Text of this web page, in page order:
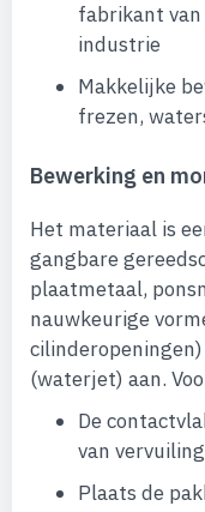
fabrikant
industrie
Makkelijke
frezen,
Bewerking en
Het materiaal is
gangbare
plaatmetaal,
nauwkeurige
(waterjet) aan.
De
van
Plaats de